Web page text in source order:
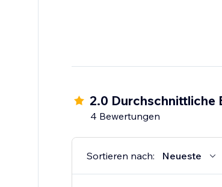
2.0 Durchschnittliche
4 Bewertungen
Sortieren nach: Neueste